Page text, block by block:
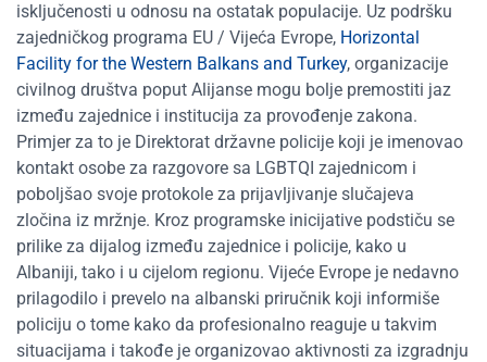
isključenosti u odnosu na ostatak populacije. Uz podršku
zajedničkog programa EU / Vijeća Evrope, Horizontal
Facility for the Western Balkans and Turkey, organizacije
civilnog društva poput Alijanse mogu bolje premostiti jaz
između zajednice i institucija za provođenje zakona.
Primjer za to je Direktorat državne policije koji je imenovao
kontakt osobe za razgovore sa LGBTQI zajednicom i
poboljšao svoje protokole za prijavljivanje slučajeva
zločina iz mržnje. Kroz programske inicijative podstiču se
prilike za dijalog između zajednice i policije, kako u
Albaniji, tako i u cijelom regionu. Vijeće Evrope je nedavno
prilagodilo i prevelo na albanski priručnik koji informiše
policiju o tome kako da profesionalno reaguje u takvim
situacijama i takođe je organizovao aktivnosti za izgradnju